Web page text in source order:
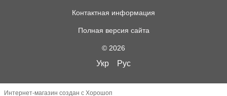
Контактная информация
Полная версия сайта
© 2026
Укр Рус
Интернет-магазин создан с Хорошоп